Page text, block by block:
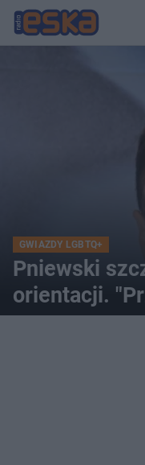
GWIAZDY LGBTQ+
Pniewski
orientacji.